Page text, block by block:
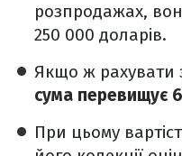
розпродажах,
250 000 доларів.
Якщо ж рахувати
сума перевищує
При цьому